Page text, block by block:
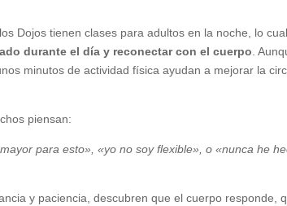
Dojos tienen clases para adultos en la noche, lo
durante el día y reconectar con el cuerpo.
minutos de actividad física ayudan a mejorar la
piensan:
para esto», «yo no soy flexible», o «nunca he
y paciencia, descubren que el cuerpo responde,